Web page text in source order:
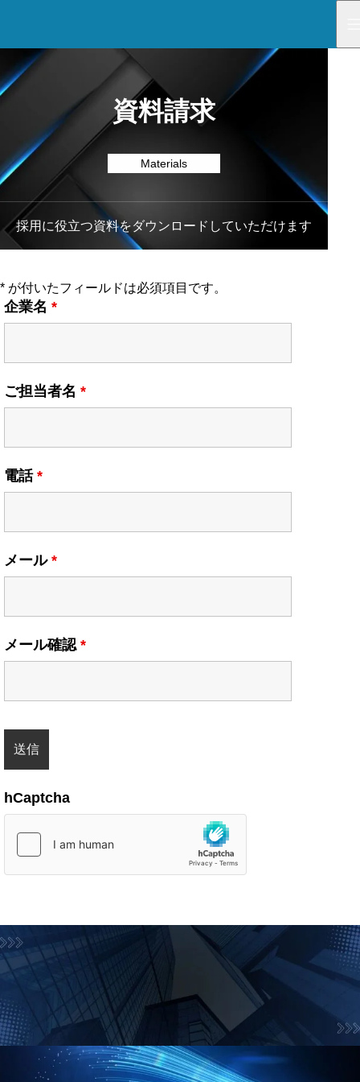
資料請求
Materials
採用に役立つ資料をダウンロードしていただけます
* が付いたフィールドは必須項目です。
企業名 *
ご担当者名 *
電話 *
メール *
メール確認 *
hCaptcha
お問合せフォーム